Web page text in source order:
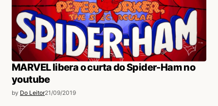
MARVEL libera o curta do Spider-Ham no
youtube
by Do Leitor21/09/2019